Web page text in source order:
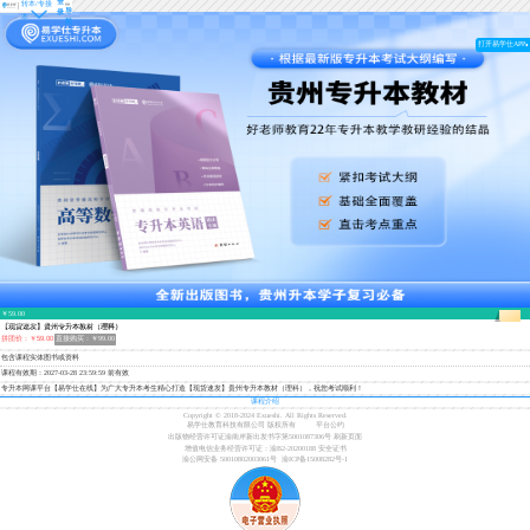
转本/专接
本
登
录导
航
打开易学仕APP
￥59.00
离结束还有1天9小时47分钟36秒
【现货速发】贵州专升本教材（理科）
拼团价：￥59.00
直接购买：￥99.00
包含课程实体图书或资料
课程有效期：2027-03-28 23:59:59 前有效
专升本网课平台【易学仕在线】为广大专升本考生精心打造【现货速发】贵州专升本教材（理科），祝您考试顺利！
课程介绍
Copyright © 2018-2024 Exueshi. All Rights Reserved.
易学仕教育科技有限公司 版权所有
平台公约
出版物经营许可证渝南岸新出发书字第5001087306号
刷新页面
增值电信业务经营许可证：渝B2-20200188 安全证书
渝公网安备 50010802003061号
渝ICP备15008282号-1